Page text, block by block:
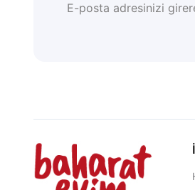
E-posta adresinizi